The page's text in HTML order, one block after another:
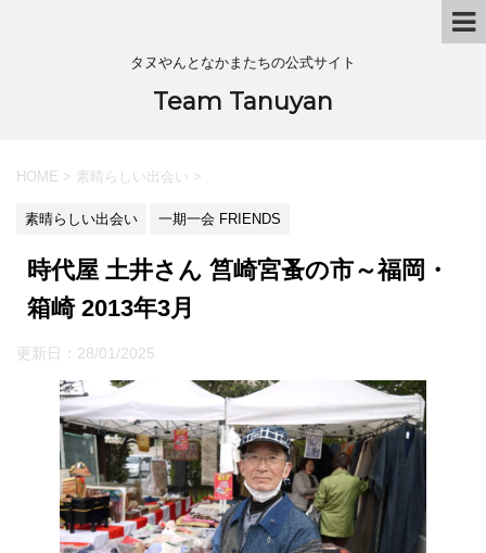
タヌやんとなかまたちの公式サイト
Team Tanuyan
HOME > 素晴らしい出会い >
素晴らしい出会い 一期一会 FRIENDS
時代屋 土井さん 筥崎宮蚤の市～福岡・
箱崎 2013年3月
更新日： 28/01/2025